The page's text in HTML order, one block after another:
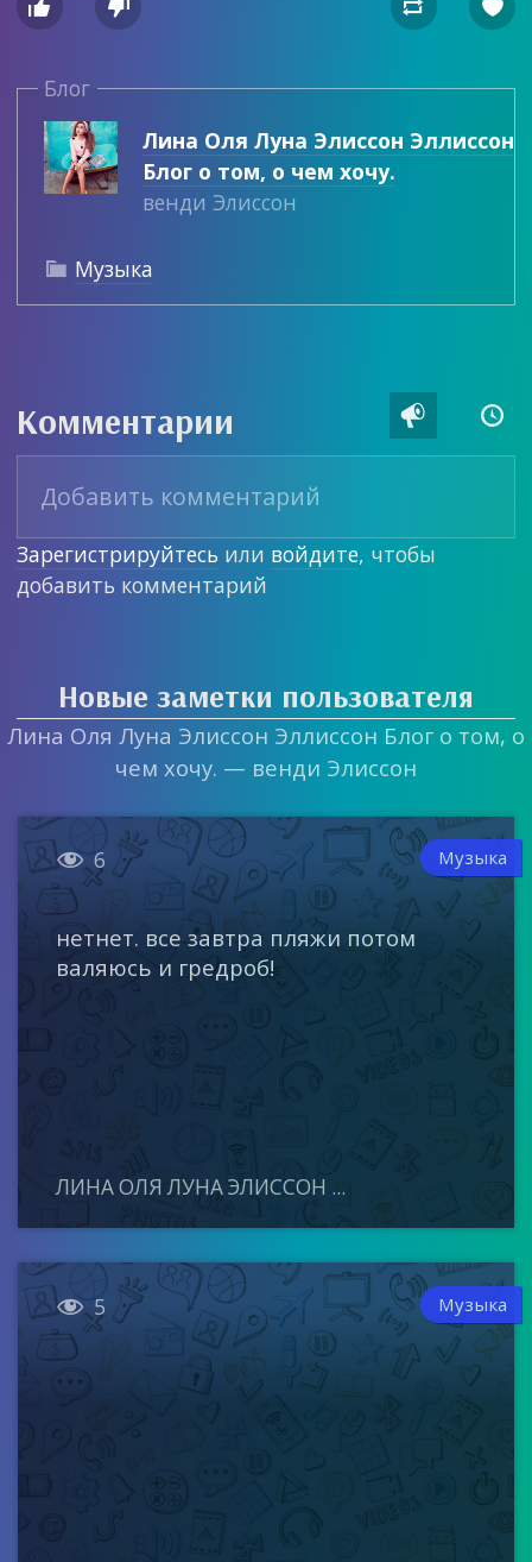
   
Блог
Лина Оля Луна Элиссон Эллиссон
Блог о том, о чем хочу.
венди Элиссон
 Музыка
Комментарии  
Зарегистрируйтесь или войдите, чтобы
добавить комментарий
Новые заметки пользователя
Лина Оля Луна Элиссон Эллиссон Блог о том, о
чем хочу. — венди Элиссон
 6 Музыка
нетнет. все завтра пляжи потом
валяюсь и гредроб!
ЛИНА ОЛЯ ЛУНА ЭЛИССОН ...
 5 Музыка